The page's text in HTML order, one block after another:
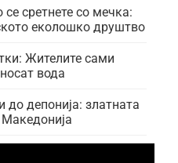
сретнете со мечка:
еколошко друштво
Жителите сами
вода
депонија: златната